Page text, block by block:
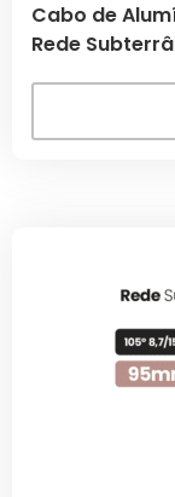
Cabo de
Rede